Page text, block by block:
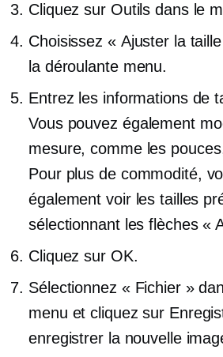
Cliquez sur Outils dans le
Choisissez « Ajuster la
la déroulantemenu.
Entrez les informations de
Vous pouvez également
mesure, comme les
Pour plus de commodité,
également voir les tailles
sélectionnant les flèches «
Cliquez sur OK.
Sélectionnez « Fichier »
menu et cliquez sur
enregistrer la nouvelle